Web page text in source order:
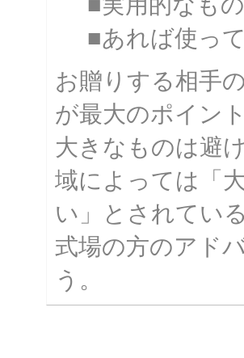
■あれば使っ
お贈りする相手
が最大のポイン
大きなものは避
域によっては「
い」とされてい
式場の方のアド
う。